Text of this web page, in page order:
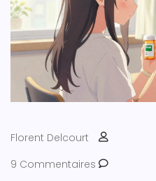
Florent Delcourt
9 Commentaires